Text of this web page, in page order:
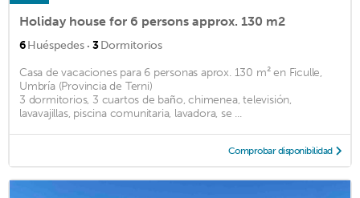
Holiday house for 6 persons approx. 130 m2
6Huéspedes · 3Dormitorios
Casa de vacaciones para 6 personas aprox. 130 m² en Ficulle,
Umbría (Provincia de Terni)
3 dormitorios, 3 cuartos de baño, chimenea, televisión,
lavavajillas, piscina comunitaria, lavadora, se ...
Comprobar disponibilidad